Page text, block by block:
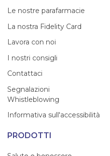
Le nostre parafarmacie
La nostra Fidelity Card
Lavora con noi
I nostri consigli
Contattaci
Segnalazioni
Whistleblowing
Informativa sull'accessibilità
PRODOTTI